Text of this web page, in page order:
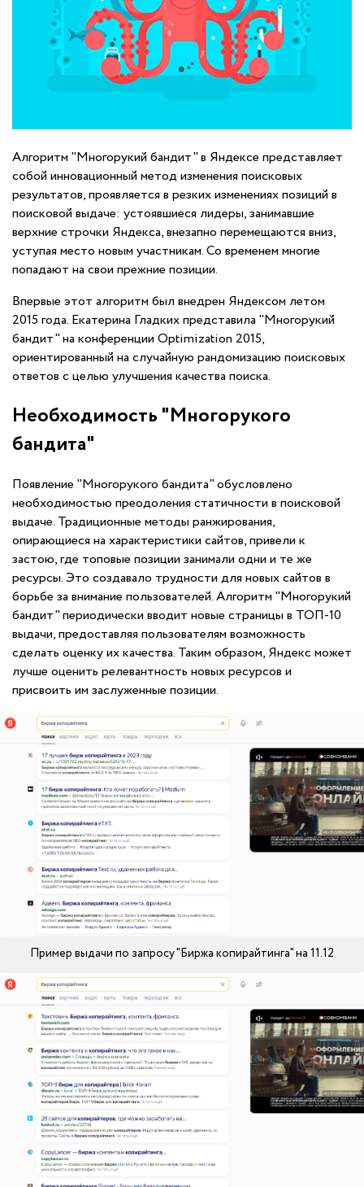
Алгоритм "Многорукий бандит" в Яндексе представляет
собой инновационный метод изменения поисковых
результатов, проявляется в резких изменениях позиций в
поисковой выдаче: устоявшиеся лидеры, занимавшие
верхние строчки Яндекса, внезапно перемещаются вниз,
уступая место новым участникам. Со временем многие
попадают на свои прежние позиции.
Впервые этот алгоритм был внедрен Яндексом летом
2015 года. Екатерина Гладких представила "Многорукий
бандит" на конференции Optimization 2015,
ориентированный на случайную рандомизацию поисковых
ответов с целью улучшения качества поиска.
Необходимость "Многорукого
бандита"
Появление "Многорукого бандита" обусловлено
необходимостью преодоления статичности в поисковой
выдаче. Традиционные методы ранжирования,
опирающиеся на характеристики сайтов, привели к
застою, где топовые позиции занимали одни и те же
ресурсы. Это создавало трудности для новых сайтов в
борьбе за внимание пользователей. Алгоритм "Многорукий
бандит" периодически вводит новые страницы в ТОП-10
выдачи, предоставляя пользователям возможность
сделать оценку их качества. Таким образом, Яндекс может
лучше оценить релевантность новых ресурсов и
присвоить им заслуженные позиции.
Пример выдачи по запросу "Биржа копирайтинга" на 11.12